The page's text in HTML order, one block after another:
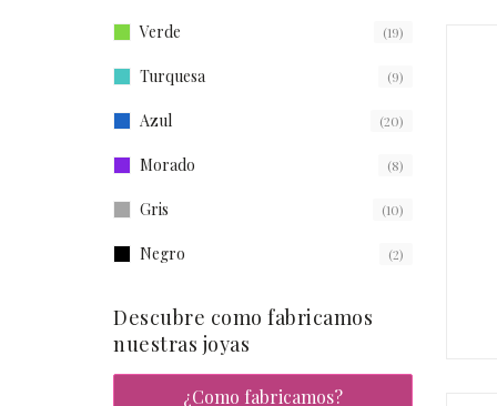
Verde (19)
Turquesa (9)
Azul (20)
Morado (8)
Gris (10)
Negro (2)
Descubre como fabricamos
nuestras joyas
¿Como fabricamos?